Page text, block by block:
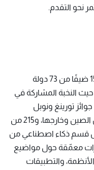
نحو التقدم.
يشارك في مؤتمر عام 2025 أكثر من 1572 ضيفًا من 73 دولة
النخبة المشاركة في
على جوائز تورينغ ونوبل
وميدالية فيلدز، وأكثر من 80 أكاديميًا من الصين وخارجها، و215 من
إلى جانب أكثر من 30 رئيس قسم ذكاء اصطناعي من
معمّقة حول مواضيع
والتطبيقات